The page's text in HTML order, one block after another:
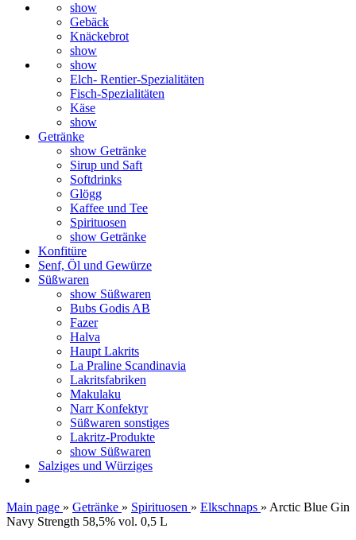
show
Gebäck
Knäckebrot
show
show
Elch- Rentier-Spezialitäten
Fisch-Spezialitäten
Käse
show
Getränke
show Getränke
Sirup und Saft
Softdrinks
Glögg
Kaffee und Tee
Spirituosen
show Getränke
Konfitüre
Senf, Öl und Gewürze
Süßwaren
show Süßwaren
Bubs Godis AB
Fazer
Halva
Haupt Lakrits
La Praline Scandinavia
Lakritsfabriken
Makulaku
Narr Konfektyr
Süßwaren sonstiges
Lakritz-Produkte
show Süßwaren
Salziges und Würziges
Main page » Getränke » Spirituosen » Elkschnaps » Arctic Blue Gin
Navy Strength 58,5% vol. 0,5 L